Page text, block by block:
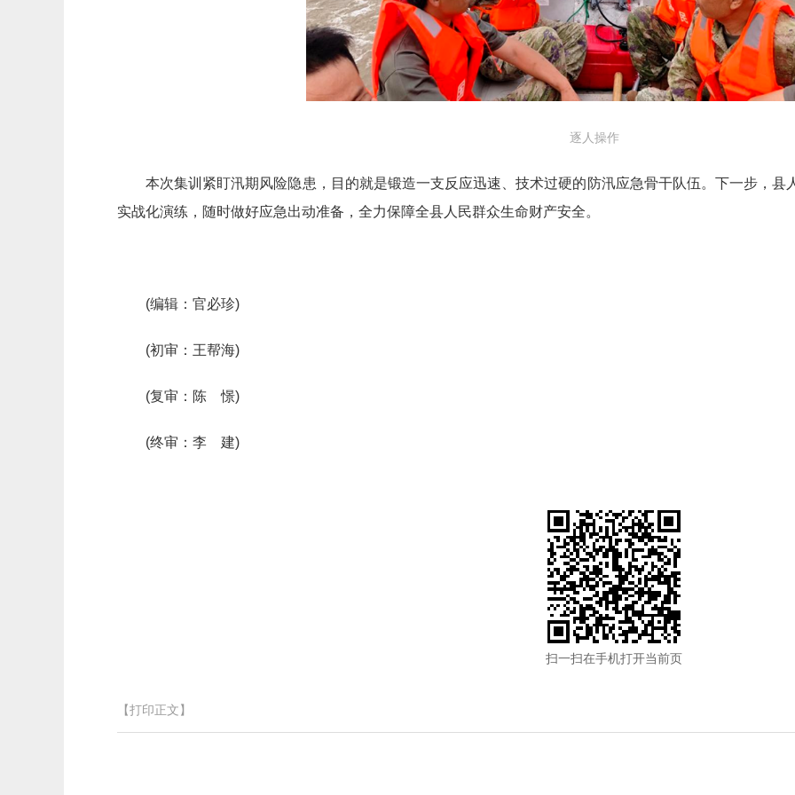
逐人操作
本次集训紧盯汛期风险隐患，目的就是锻造一支反应迅速、技术过硬的防汛应急骨干队伍。下一步，
实战化演练，随时做好应急出动准备，全力保障全县人民群众生命财产安全。
(编辑：官必珍)
(初审：王帮海)
(复审：陈 憬)
(终审：李 建)
扫一扫在手机打开当前页
【打印正文】